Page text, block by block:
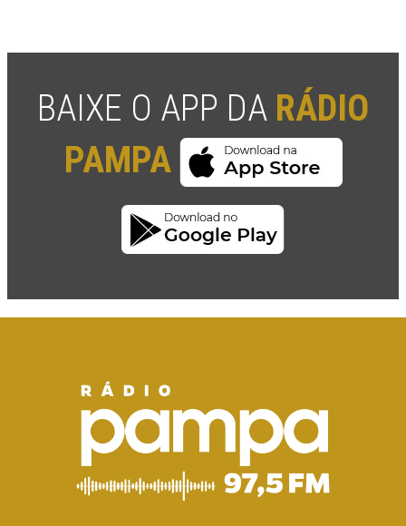
BAIXE O APP DA RÁDIO
PAMPA